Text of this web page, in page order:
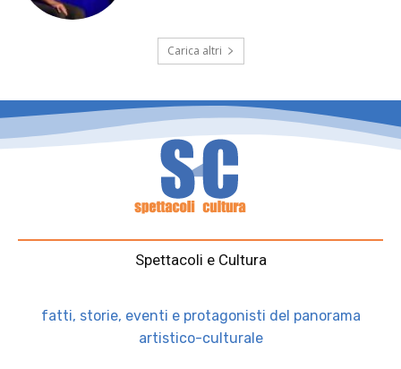
Carica altri
Spettacoli e Cultura
fatti, storie, eventi e protagonisti del panorama
artistico-culturale